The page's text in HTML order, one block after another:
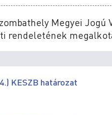
Megyei
rendeletének
KESZB határozat